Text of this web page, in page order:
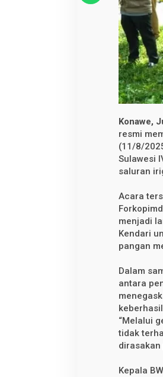
Konawe,
resmi
(11/8/
Sulawesi
saluran
Acara
menjadi
Kendari
pangan
Dalam
antara
“Melalui
tidak
dirasakan
Kepala